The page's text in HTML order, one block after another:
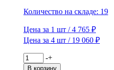
Количество на складе: 19
Цена за 1 шт / 4 765 ₽
Цена за 4 шт / 19 060 ₽
Количество
товара
-+
В корзину